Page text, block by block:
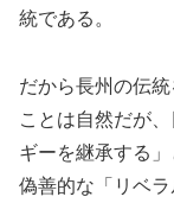
統である。
だから長州の伝
ことは自然だが
ギーを継承する
偽善的な「リベ